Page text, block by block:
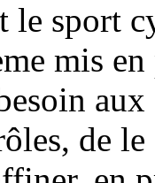
le sport
mis
de